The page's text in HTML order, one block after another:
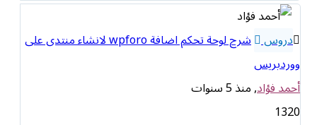
دروس
شرح لوحة تحكم اضافة wpforo لانشاء منتدى على
ووردبريس
أحمد فؤاد, منذ 5 سنوات
1320